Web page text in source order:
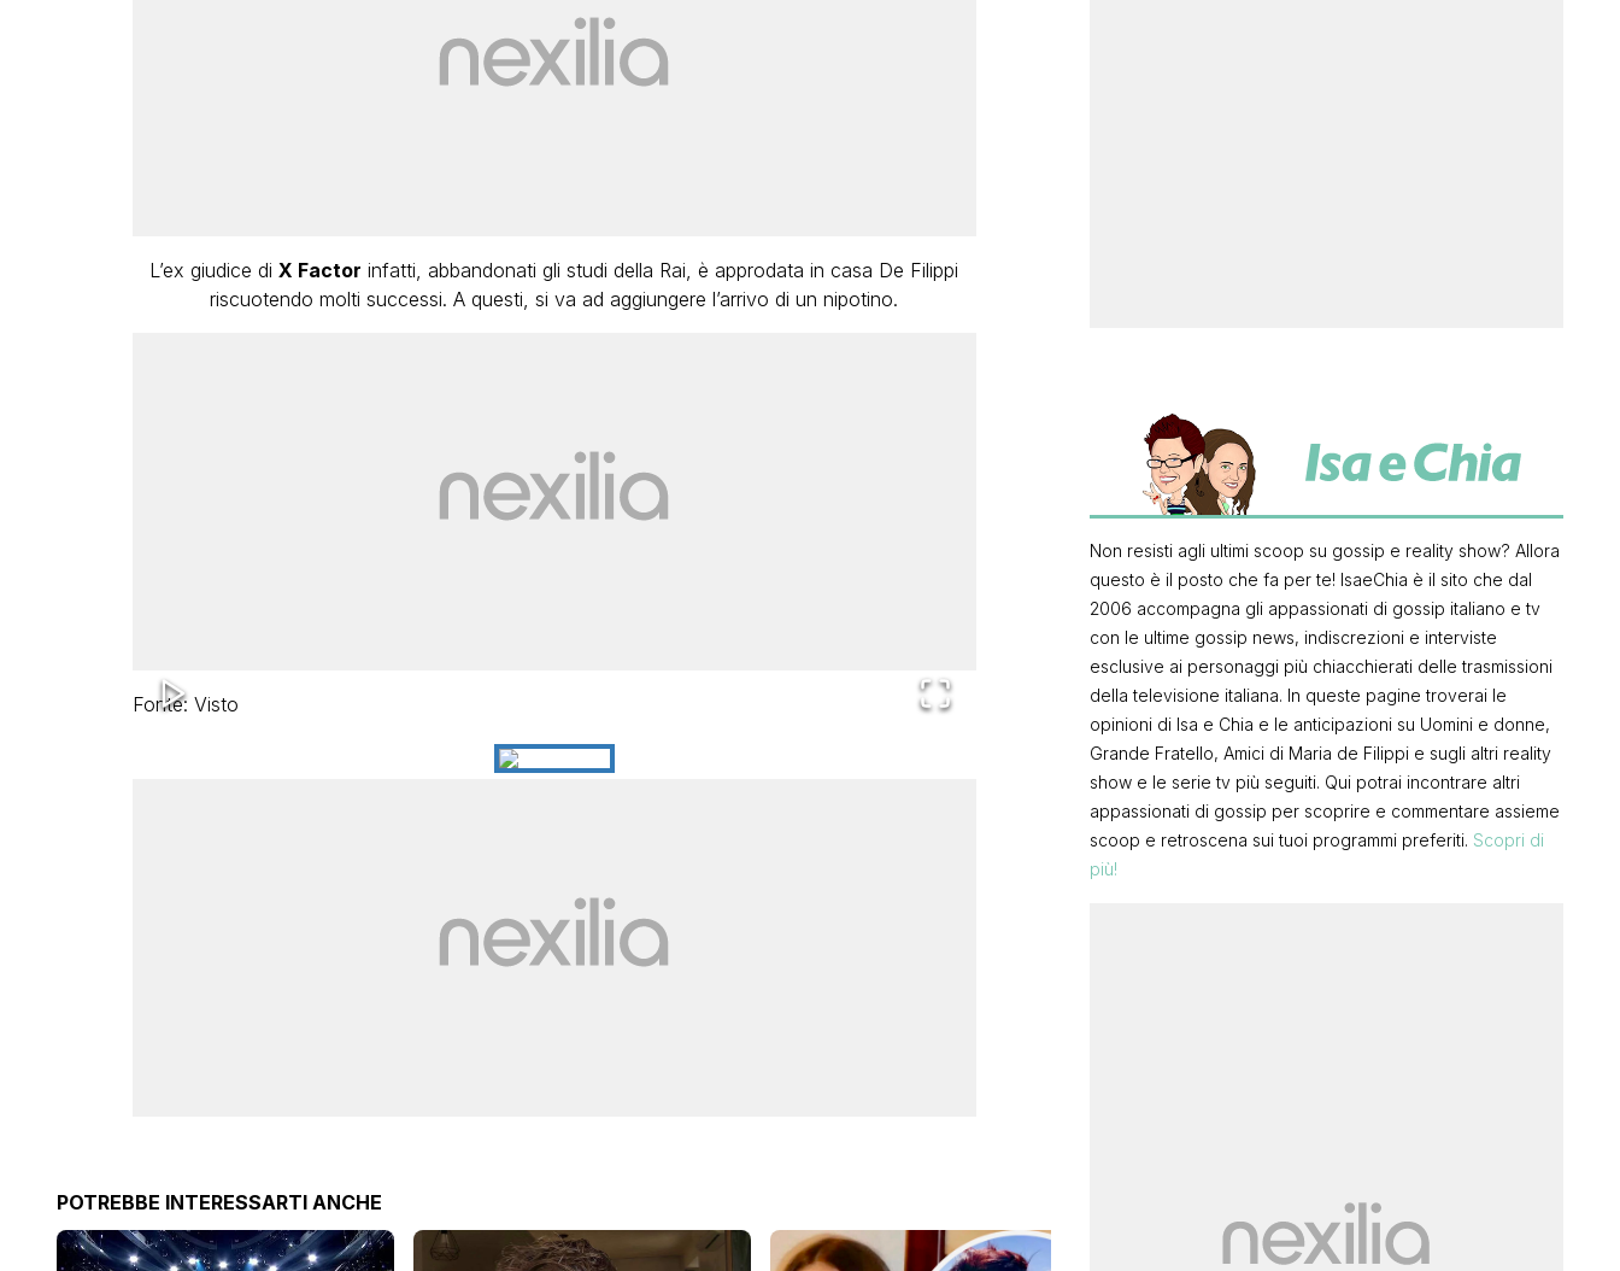
L’ex giudice di X Factor infatti, abbandonati gli studi della Rai, è approdata in casa De Filippi
riscuotendo molti successi. A questi, si va ad aggiungere l’arrivo di un nipotino.
Fonte: Visto
POTREBBE INTERESSARTI ANCHE
Non resisti agli ultimi scoop su gossip e reality show? Allora
questo è il posto che fa per te! IsaeChia è il sito che dal
2006 accompagna gli appassionati di gossip italiano e tv
con le ultime gossip news, indiscrezioni e interviste
esclusive ai personaggi più chiacchierati delle trasmissioni
della televisione italiana. In queste pagine troverai le
opinioni di Isa e Chia e le anticipazioni su Uomini e donne,
Grande Fratello, Amici di Maria de Filippi e sugli altri reality
show e le serie tv più seguiti. Qui potrai incontrare altri
appassionati di gossip per scoprire e commentare assieme
scoop e retroscena sui tuoi programmi preferiti. Scopri di
più!